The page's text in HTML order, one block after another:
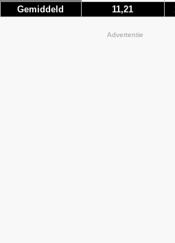
Gemiddeld 11,21
Advertentie